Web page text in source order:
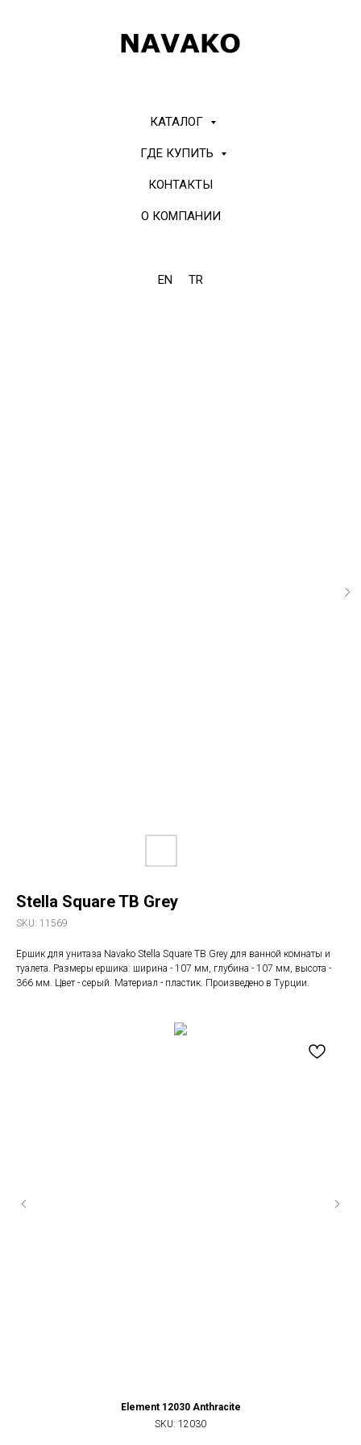
КАТАЛОГ
ГДЕ КУПИТЬ
КОНТАКТЫ
О КОМПАНИИ
EN TR
Stella Square TB Grey
SKU: 11569
Ершик для унитаза Navako Stella Square TB Grey для ванной комнаты и
туалета. Размеры ершика: ширина - 107 мм, глубина - 107 мм, высота -
366 мм. Цвет - серый. Материал - пластик. Произведено в Турции.
Element 12030 Anthracite
SKU: 12030